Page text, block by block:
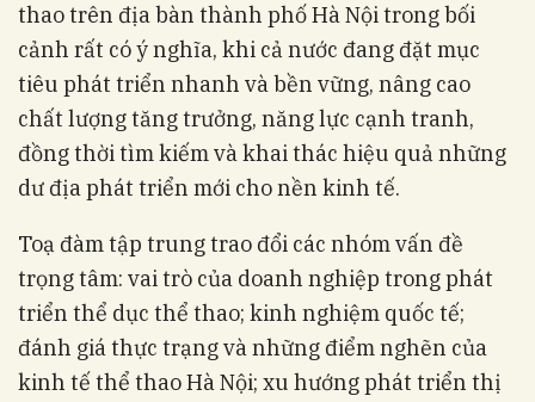
thao trên địa bàn thành phố Hà Nội trong bối
cảnh rất có ý nghĩa, khi cả nước đang đặt mục
tiêu phát triển nhanh và bền vững, nâng cao
chất lượng tăng trưởng, năng lực cạnh tranh,
đồng thời tìm kiếm và khai thác hiệu quả những
dư địa phát triển mới cho nền kinh tế.
Toạ đàm tập trung trao đổi các nhóm vấn đề
trọng tâm: vai trò của doanh nghiệp trong phát
triển thể dục thể thao; kinh nghiệm quốc tế;
đánh giá thực trạng và những điểm nghẽn của
kinh tế thể thao Hà Nội; xu hướng phát triển thị